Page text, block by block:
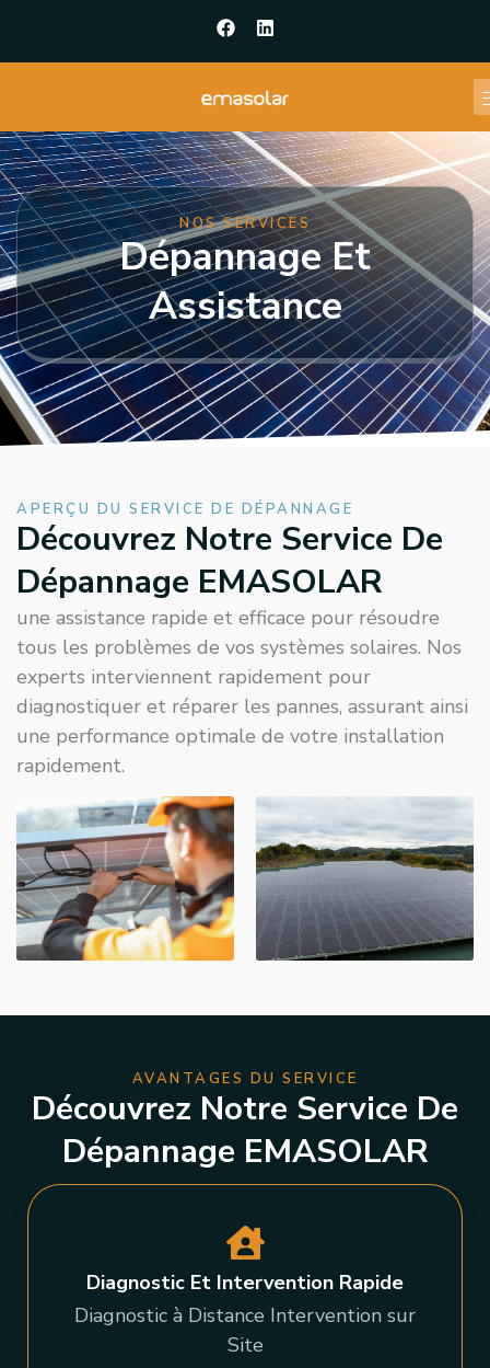
NOS SERVICES
Dépannage Et
Assistance
APERÇU DU SERVICE DE DÉPANNAGE
Découvrez Notre Service De
Dépannage EMASOLAR
une assistance rapide et efficace pour résoudre
tous les problèmes de vos systèmes solaires. Nos
experts interviennent rapidement pour
diagnostiquer et réparer les pannes, assurant ainsi
une performance optimale de votre installation
rapidement.
AVANTAGES DU SERVICE
Découvrez Notre Service De
Dépannage EMASOLAR
Diagnostic Et Intervention Rapide
Diagnostic à Distance Intervention sur
Site